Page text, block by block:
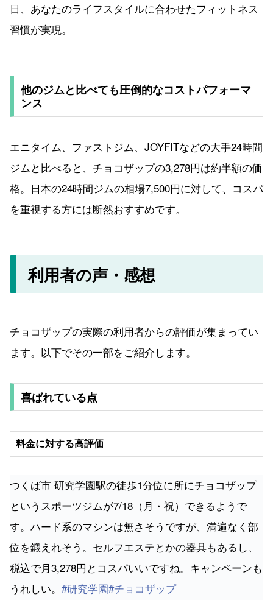
日、あなたのライフスタイルに合わせたフィットネス
習慣が実現。
他のジムと比べても圧倒的なコストパフォーマ
ンス
エニタイム、ファストジム、JOYFITなどの大手24時間
ジムと比べると、チョコザップの3,278円は約半額の価
格。日本の24時間ジムの相場7,500円に対して、コスパ
を重視する方には断然おすすめです。
利用者の声・感想
チョコザップの実際の利用者からの評価が集まってい
ます。以下でその一部をご紹介します。
喜ばれている点
料金に対する高評価
つくば市 研究学園駅の徒歩1分位に所にチョコザップ
というスポーツジムが7/18（月・祝）できるようで
す。ハード系のマシンは無さそうですが、満遍なく部
位を鍛えれそう。セルフエステとかの器具もあるし、
税込で月3,278円とコスパいいですね。キャンペーンも
うれしい。 #研究学園#チョコザップ